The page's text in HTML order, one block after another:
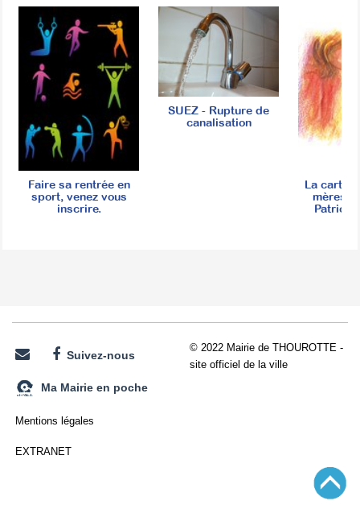
Faire sa rentrée en
sport, venez vous
inscrire.
SUEZ - Rupture de
canalisation
La carte
mères,
Patrice
Suivez-nous
Ma Mairie en poche
Mentions légales
EXTRANET
© 2022 Mairie de THOUROTTE -
site officiel de la ville